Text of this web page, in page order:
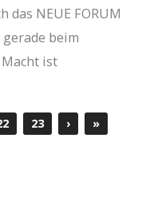
NEUE FORUM
beim
Macht ist
23 › »